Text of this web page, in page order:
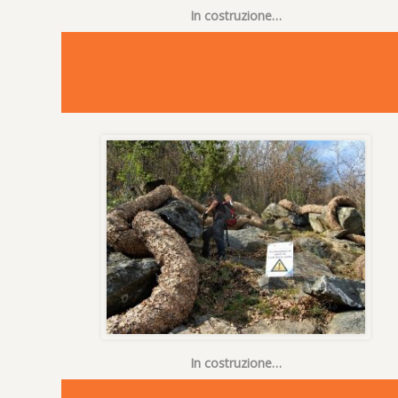
In costruzione…
In costruzione…